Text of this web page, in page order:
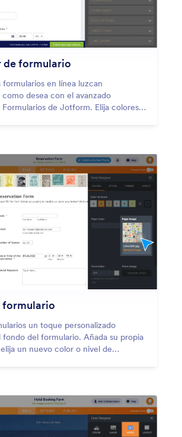
de formulario
formularios en línea luzcan
desea con el avanzado
Formularios de Jotform. Elija colores y
formulario
un toque personalizado
fondo del formulario. Añada su propia
un nuevo color o nivel de